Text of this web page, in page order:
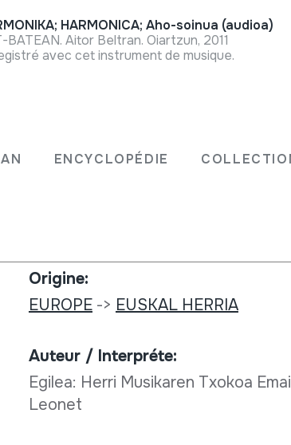
ENCYCLOPÉDIE
HARMONICA; Aho-soinua (audioa)
BATEAN. Aitor Beltran. Oiartzun, 2011
avec cet instrument de musique.
Archives d'images
Origine:
EUROPE-> EUSKAL HERRIA
Auteur / Interpréte:
Egilea: Herri Musikaren Txokoa
Leonet